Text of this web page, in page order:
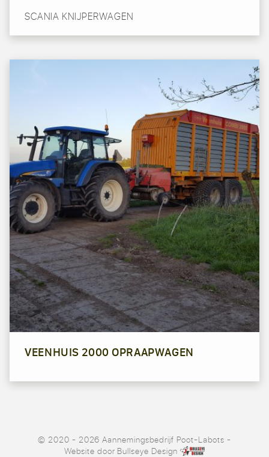
SCANIA KNIJPERWAGEN
VEENHUIS 2000 OPRAAPWAGEN
© 2020 - 2026 Aannemingsbedrijf Poot-Labots -
Website door Bullseye Design